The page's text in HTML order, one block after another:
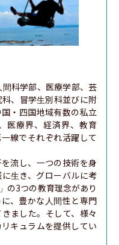
科学部、医療学部、芸
、冒学生別科並びに附
・四国地域有数の私立
医療界、経済界、教育
線でそれぞれ活躍して
流し、一つの技術を身
生き、グローバルに考
の3つの教育理念があり
、豊かな人間性と専門
ました。そして、様々
キュラムを提供してい